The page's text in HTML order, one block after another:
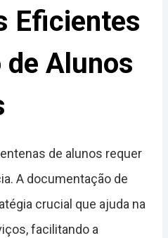
Eficientes
de Alunos
de alunos requer
A documentação de
crucial que ajuda na
facilitando a